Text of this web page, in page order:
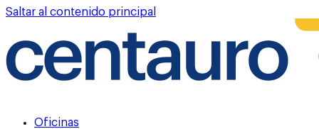
Saltar al contenido principal
Oficinas